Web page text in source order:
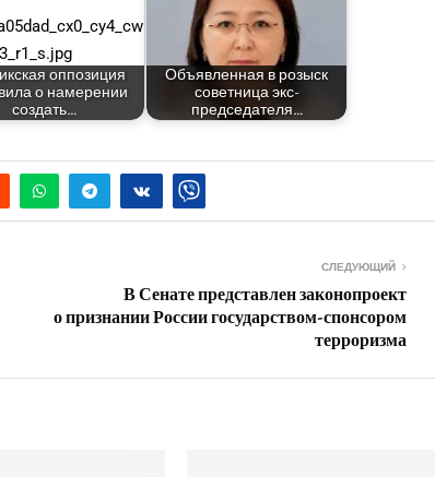
оппо­зи­ция
о наме­ре­нии
создать…
Объ­яв­лен­ная в розыск
совет­ни­ца экс-
председателя…
СЛЕДУЮЩИЙ
В Сенате представлен законопроект
о признании России государством-спонсором
терроризма